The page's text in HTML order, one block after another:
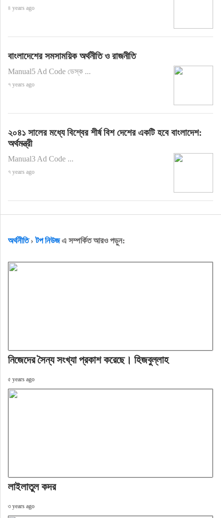
৪ years ago
বাংলাদেশের সমসাময়িক অর্থনীতি ও রাজনীতি
Manual5 Ad Code ডেস্ক ...
৭ years ago
২০৪১ সালের মধ্যে বিশ্বের শীর্ষ বিশ দেশের একটি হবে বাংলাদেশ:
অর্থমন্ত্রী
Manual3 Ad Code ...
৭ years ago
অর্থনীতি›টপ নিউজএ সম্পর্কিত আরও পড়ুন:
নিজেদের সৈন্য সংখ্যা প্রকাশ করেছে। হিজবুল্লাহ
৫ years ago
লাইলাতুল কদর
৩ years ago